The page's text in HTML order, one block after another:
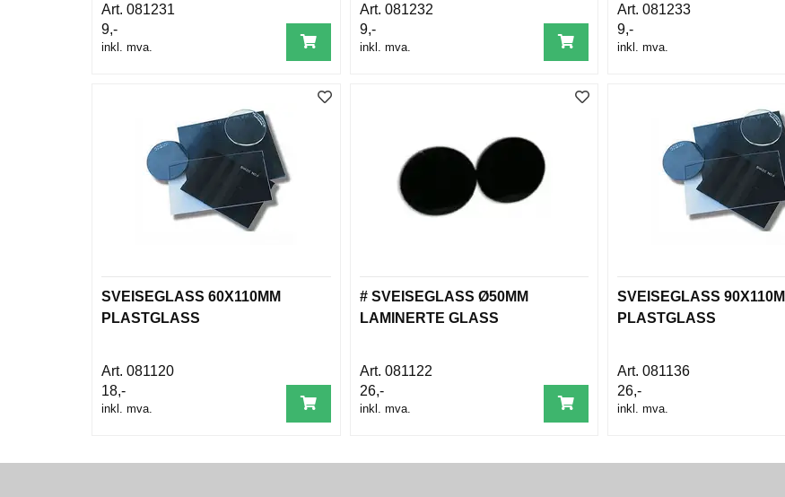
081231
9,-
inkl. mva.
081232
9,-
inkl. mva.
081233
9,-
inkl. mva.
SVEISEGLASS 60X110MM
PLASTGLASS
081120
18,-
inkl. mva.
# SVEISEGLASS Ø50MM
LAMINERTE GLASS
081122
26,-
inkl. mva.
SVEISEGLASS
PLASTGLASS
081136
26,-
inkl. mva.